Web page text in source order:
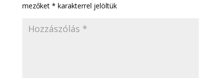
mezőket * karakterrel jelöltük